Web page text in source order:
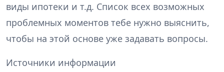
виды ипотеки и т.д. Список всех возможных
проблемных моментов тебе нужно выяснить,
чтобы на этой основе уже задавать вопросы.
Источники информации